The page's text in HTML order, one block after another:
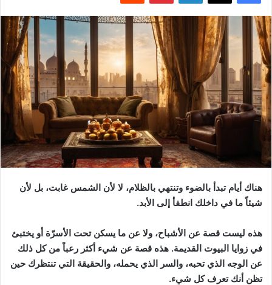
هناك أيام تبدأ بالضوء وتنتهي بالظلام، لا لأن الشمس غابت، بل لأن
شيئاً ما في داخلك انطفأ إلى الأبد.
هذه ليست قصة عن الأشباح، ولا عن ما يسكن تحت الأسرّة أو يختبئ
في زوايا البيوت القديمة. هذه قصة عن شيء أكثر رعباً من كل ذلك
عن الوجه الذي تحبه، والسر الذي يحمله، والحقيقة التي تنتظرك حين
تظن أنك تعرف كل شيء.